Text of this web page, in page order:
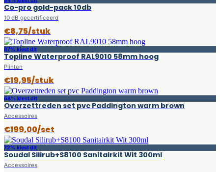
Co-pro gold-pack 10db
10 dB gecertificeerd
€8,75/stuk
87% kiest dit
Topline Waterproof RAL9010 58mm hoog
Plinten
€19,95/stuk
68% kiest dit
Overzettreden set pvc Paddington warm brown
Accessoires
€199,00/set
72% kiest dit
Soudal Silirub+S8100 Sanitairkit Wit 300ml
Accessoires